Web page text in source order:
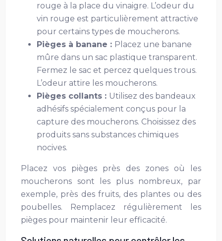
rouge à la place du vinaigre. L’odeur du
vin rouge est particulièrement attractive
pour certains types de moucherons.
Pièges à banane : Placez une banane
mûre dans un sac plastique transparent.
Fermez le sac et percez quelques trous.
L’odeur attire les moucherons.
Pièges collants : Utilisez des bandeaux
adhésifs spécialement conçus pour la
capture des moucherons. Choisissez des
produits sans substances chimiques
nocives.
Placez vos pièges près des zones où les
moucherons sont les plus nombreux, par
exemple, près des fruits, des plantes ou des
poubelles. Remplacez régulièrement les
pièges pour maintenir leur efficacité.